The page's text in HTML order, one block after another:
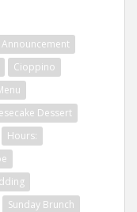
Announcement
Cioppino
Dessert
Hours:
Sunday Brunch